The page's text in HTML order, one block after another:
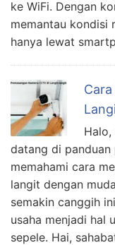
ke WiFi. Dengan
memantau kondisi
hanya lewat
Halo,
datang di panduan
memahami cara
langit dengan
semakin canggih
usaha menjadi hal
sepele. Hai,